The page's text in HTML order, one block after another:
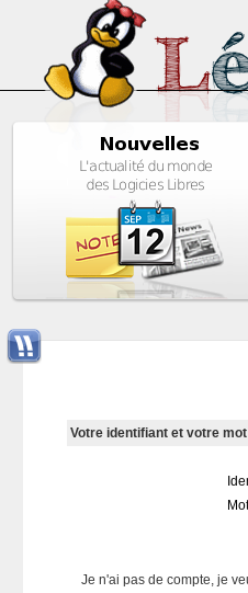
Votre identifiant et votre
Je n'ai pas de compte, je